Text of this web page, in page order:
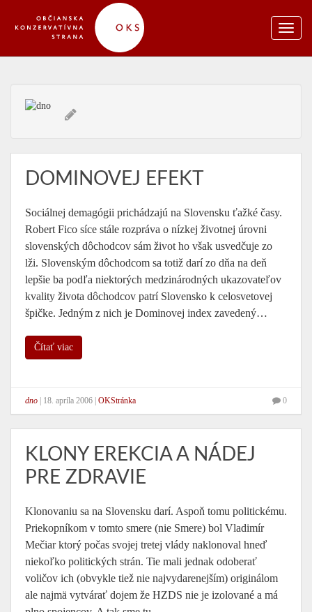
DOMINOVEJ EFEKT
Sociálnej demagógii prichádzajú na Slovensku ťažké časy.
Robert Fico síce stále rozpráva o nízkej životnej úrovni
slovenských dôchodcov sám život ho však usvedčuje zo
lži. Slovenským dôchodcom sa totiž darí zo dňa na deň
lepšie ba podľa niektorých medzinárodných ukazovateľov
kvality života dôchodcov patrí Slovensko k celosvetovej
špičke. Jedným z nich je Dominovej index zavedený…
Čítať viac
dno 18. apríla 2006 OKStránka 0
KLONY EREKCIA A NÁDEJ
PRE ZDRAVIE
Klonovaniu sa na Slovensku darí. Aspoň tomu politickému.
Priekopníkom v tomto smere (nie Smere) bol Vladimír
Mečiar ktorý počas svojej tretej vlády naklonoval hneď
niekoľko politických strán. Tie mali jednak odoberať
voličov ich (obvykle tiež nie najvydarenejším) originálom
ale najmä vytvárať dojem že HZDS nie je izolované a má